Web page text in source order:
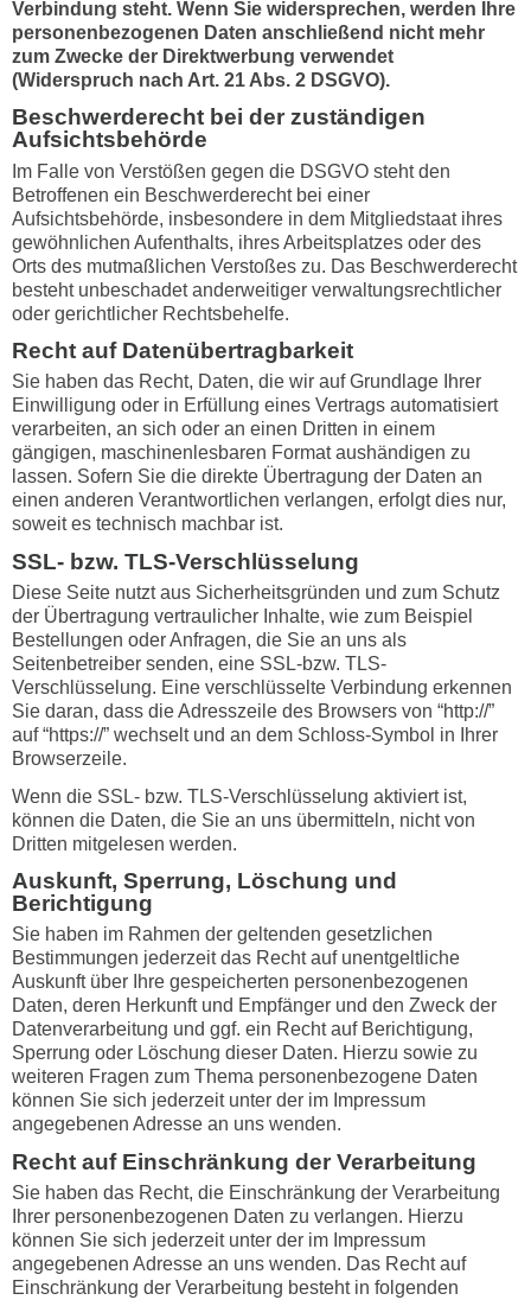
Verbindung steht. Wenn Sie widersprechen, werden Ihre
personenbezogenen Daten anschließend nicht mehr
zum Zwecke der Direktwerbung verwendet
(Widerspruch nach Art. 21 Abs. 2 DSGVO).
Beschwerderecht bei der zuständigen
Aufsichtsbehörde
Im Falle von Verstößen gegen die DSGVO steht den
Betroffenen ein Beschwerderecht bei einer
Aufsichtsbehörde, insbesondere in dem Mitgliedstaat ihres
gewöhnlichen Aufenthalts, ihres Arbeitsplatzes oder des
Orts des mutmaßlichen Verstoßes zu. Das Beschwerderecht
besteht unbeschadet anderweitiger verwaltungsrechtlicher
oder gerichtlicher Rechtsbehelfe.
Recht auf Datenübertragbarkeit
Sie haben das Recht, Daten, die wir auf Grundlage Ihrer
Einwilligung oder in Erfüllung eines Vertrags automatisiert
verarbeiten, an sich oder an einen Dritten in einem
gängigen, maschinenlesbaren Format aushändigen zu
lassen. Sofern Sie die direkte Übertragung der Daten an
einen anderen Verantwortlichen verlangen, erfolgt dies nur,
soweit es technisch machbar ist.
SSL- bzw. TLS-Verschlüsselung
Diese Seite nutzt aus Sicherheitsgründen und zum Schutz
der Übertragung vertraulicher Inhalte, wie zum Beispiel
Bestellungen oder Anfragen, die Sie an uns als
Seitenbetreiber senden, eine SSL-bzw. TLS-
Verschlüsselung. Eine verschlüsselte Verbindung erkennen
Sie daran, dass die Adresszeile des Browsers von “http://”
auf “https://” wechselt und an dem Schloss-Symbol in Ihrer
Browserzeile.
Wenn die SSL- bzw. TLS-Verschlüsselung aktiviert ist,
können die Daten, die Sie an uns übermitteln, nicht von
Dritten mitgelesen werden.
Auskunft, Sperrung, Löschung und
Berichtigung
Sie haben im Rahmen der geltenden gesetzlichen
Bestimmungen jederzeit das Recht auf unentgeltliche
Auskunft über Ihre gespeicherten personenbezogenen
Daten, deren Herkunft und Empfänger und den Zweck der
Datenverarbeitung und ggf. ein Recht auf Berichtigung,
Sperrung oder Löschung dieser Daten. Hierzu sowie zu
weiteren Fragen zum Thema personenbezogene Daten
können Sie sich jederzeit unter der im Impressum
angegebenen Adresse an uns wenden.
Recht auf Einschränkung der Verarbeitung
Sie haben das Recht, die Einschränkung der Verarbeitung
Ihrer personenbezogenen Daten zu verlangen. Hierzu
können Sie sich jederzeit unter der im Impressum
angegebenen Adresse an uns wenden. Das Recht auf
Einschränkung der Verarbeitung besteht in folgenden